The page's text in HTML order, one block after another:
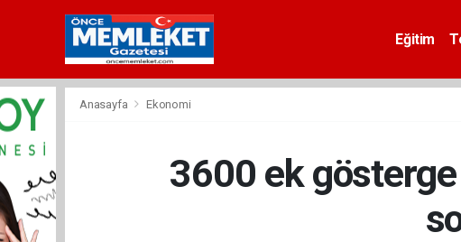
Eğitim
Anasayfa Ekonomi
3600 ek